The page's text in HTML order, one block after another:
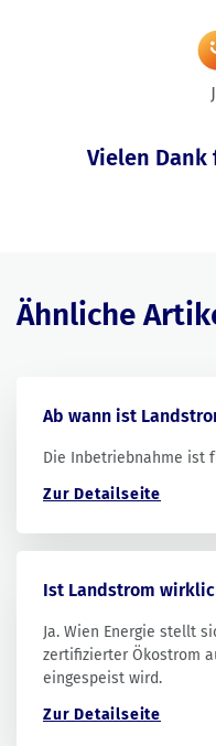
Vielen Dank
Ähnliche
Ab wann ist
Die Inbetriebnahme ist
Zur Detailseite
Ist Landstrom
Ja. Wien Energie stellt
zertifizierter Ökostrom
eingespeist wird.
Zur Detailseite